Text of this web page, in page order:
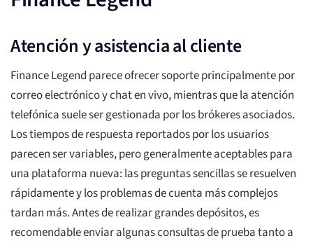
Atención y asistencia al cliente
Finance Legend parece ofrecer soporte principalmente por
correo electrónico y chat en vivo, mientras que la atención
telefónica suele ser gestionada por los brókeres asociados.
Los tiempos de respuesta reportados por los usuarios
parecen ser variables, pero generalmente aceptables para
una plataforma nueva: las preguntas sencillas se resuelven
rápidamente y los problemas de cuenta más complejos
tardan más. Antes de realizar grandes depósitos, es
recomendable enviar algunas consultas de prueba tanto a